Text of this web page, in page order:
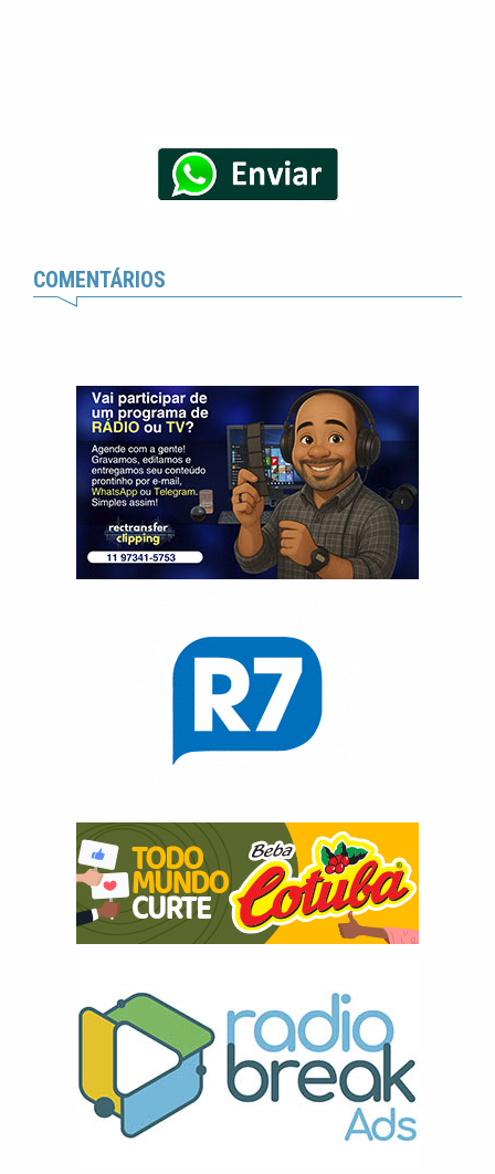
COMENTÁRIOS